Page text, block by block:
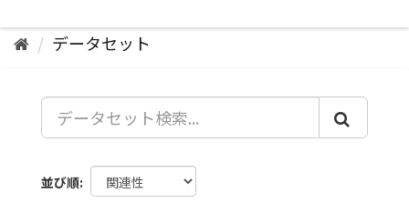
データセット
並び順